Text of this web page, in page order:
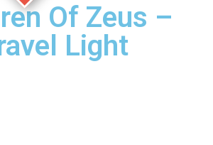
Of Zeus –
Light